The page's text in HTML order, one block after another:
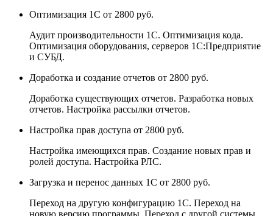
Оптимизация 1С от 2800 руб.
Аудит производительности 1С. Оптимизация кода.
Оптимизация оборудования, серверов 1С:Предприятие
и СУБД.
Доработка и создание отчетов от 2800 руб.
Доработка существующих отчетов. Разработка новых
отчетов. Настройка рассылки отчетов.
Настройка прав доступа от 2800 руб.
Настройка имеющихся прав. Создание новых прав и
ролей доступа. Настройка РЛС.
Загрузка и перенос данных 1С от 2800 руб.
Переход на другую конфигурацию 1С. Переход на